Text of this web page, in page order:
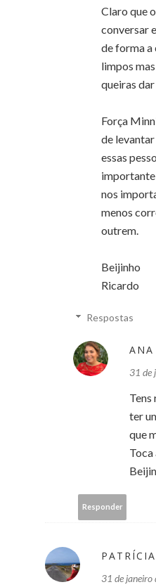
Claro que
conversar
de forma
limpos
queiras
Força
de
essas
importante
nos
menos
outrem.
Beijinho
Ricardo
Respostas
ANA
31 de
Tens
ter
que
Toca
Responder
PATRÍCIA
31 de